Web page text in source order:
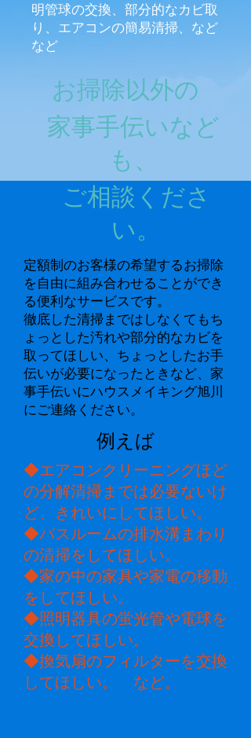
明管球の交換、部分的なカビ取
り、エアコンの簡易清掃、など
など
お掃除以外の
家事手伝いなど
も、
ご相談くださ
い。
定額制のお客様の希望するお掃除
を自由に組み合わせることができ
る便利なサービスです。
徹底した清掃まではしなくてもち
ょっとした汚れや部分的なカビを
取ってほしい、ちょっとしたお手
伝いが必要になったときなど、家
事手伝いにハウスメイキング旭川
にご連絡ください。
例えば
◆エアコンクリーニングほど
の分解清掃までは必要ないけ
ど、きれいにしてほしい。
◆バスルームの排水溝まわり
の清掃をしてほしい。
◆家の中の家具や家電の移動
をしてほしい。
◆照明器具の蛍光管や電球を
交換してほしい。
◆換気扇のフィルターを交換
してほしい。 など。